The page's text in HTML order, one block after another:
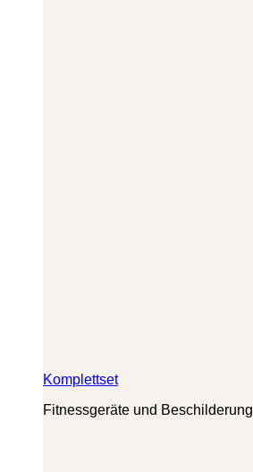
Komplettset
Fitnessgeräte und Beschilderung